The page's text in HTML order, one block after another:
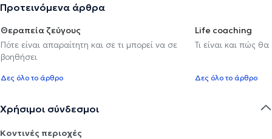
Προτεινόμενα άρθρα
Θεραπεία ζεύγους
Πότε είναι απαραίτητη και σε τι μπορεί να σε
βοηθήσει
Δες όλο το άρθρο
Life coaching
Τι είναι και πώς
Δες όλο το άρθρο
Χρήσιμοι σύνδεσμοι
Κοντινές περιοχές